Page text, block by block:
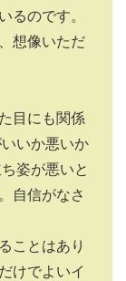
るのです。
想像いただ
目にも関係
いか悪いか
姿が悪いと
自信がなさ
ことはあり
けでよいイ